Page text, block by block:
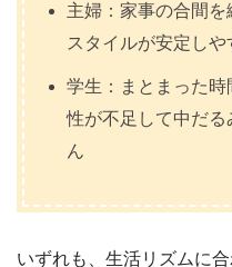
主婦：家事の合間
スタイルが安定しや
学生：まとまった
性が不足して中だ
ん
いずれも、生活リズムに